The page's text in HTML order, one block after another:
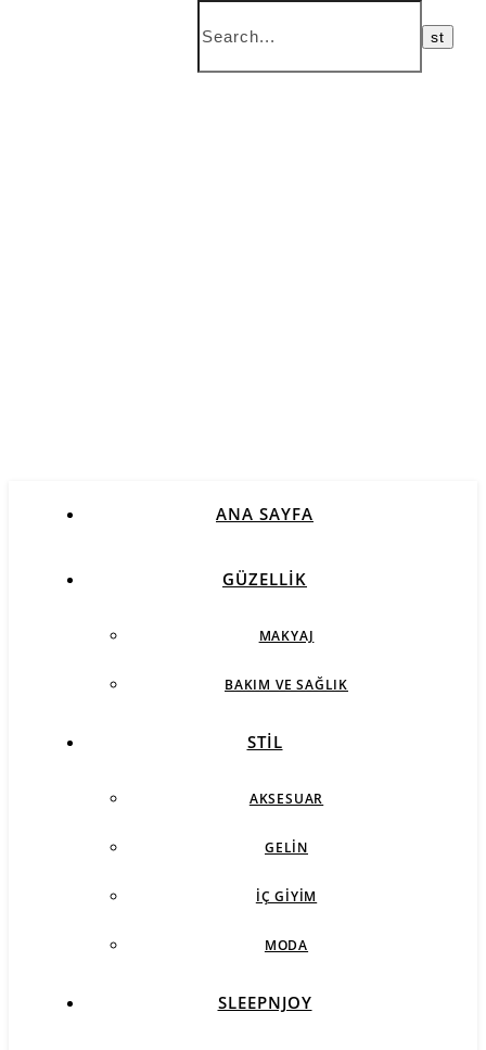
ANA SAYFA
GÜZELLIK
MAKYAJ
BAKIM VE SAĞLIK
STIL
AKSESUAR
GELIN
İÇ GIYIM
MODA
SLEEPNJOY